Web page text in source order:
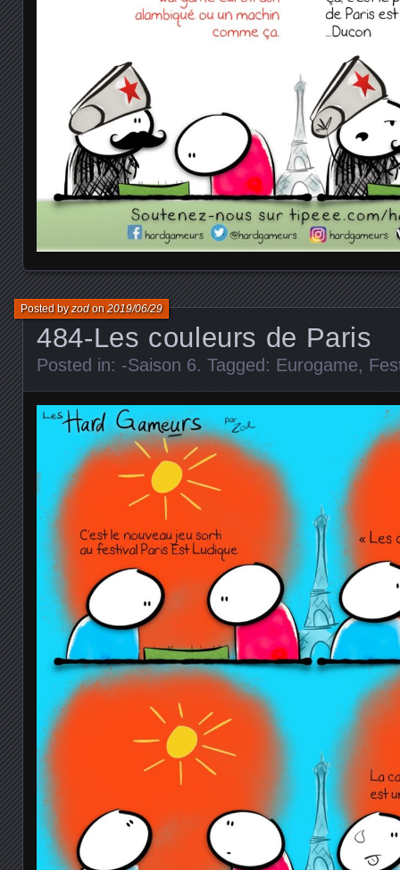
484-Les couleurs de Paris
Posted byzodon2019/06/29
Posted in: -Saison 6. Tagged: Eurogame,